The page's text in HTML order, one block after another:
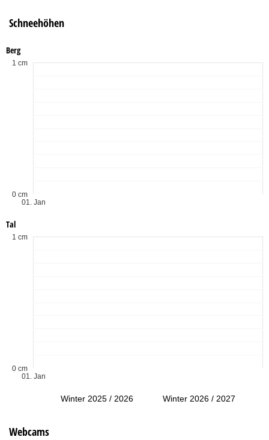
Schneehöhen
Berg
01. Jan
0 cm
1 cm
Tal
01. Jan
0 cm
1 cm
Winter 2025 / 2026 Winter 2026 / 2027
Webcams